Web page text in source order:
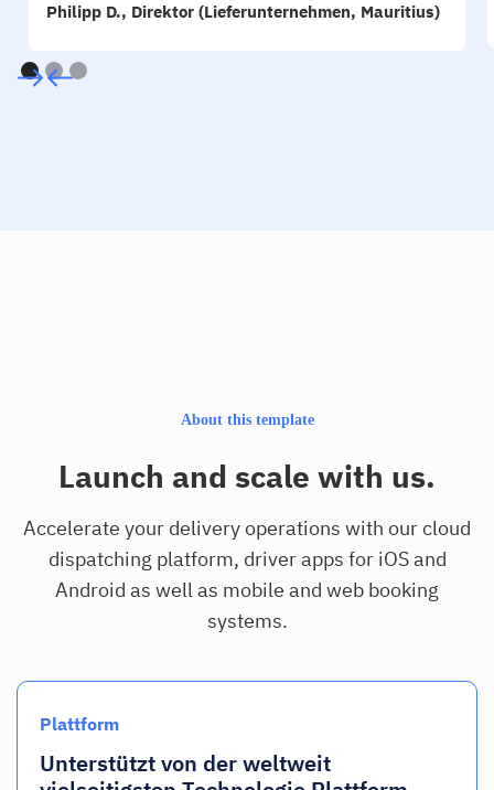
Philipp D., Direktor (Lieferunternehmen, Mauritius)
About this template
Launch and scale with us.
Accelerate your delivery operations with our cloud
dispatching platform, driver apps for iOS and
Android as well as mobile and web booking
systems.
Plattform
Unterstützt von der weltweit